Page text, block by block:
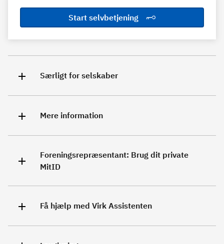
Start selvbetjening
Særligt for selskaber
Mere information
Foreningsrepræsentant: Brug dit private
MitID
Få hjælp med Virk Assistenten